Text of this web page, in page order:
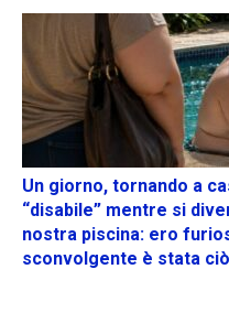
Un giorno, tornando a
“disabile” mentre si
nostra piscina: ero
sconvolgente è stata